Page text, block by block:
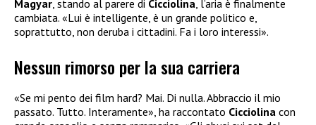
Magyar , stando al parere di Cicciolina , l’aria è finalmente
cambiata. «Lui è intelligente, è un grande politico e,
soprattutto, non deruba i cittadini. Fa i loro interessi».
Nessun rimorso per la sua carriera
«Se mi pento dei film hard? Mai. Di nulla. Abbraccio il mio
passato. Tutto. Interamente», ha raccontato Cicciolina con